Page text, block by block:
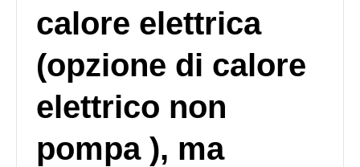
calore elettrica
(opzione di calore
elettrico non
pompa ), ma